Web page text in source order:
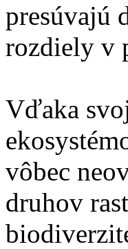
presúvajú
rozdiely v
Vďaka
vôbec
druhov